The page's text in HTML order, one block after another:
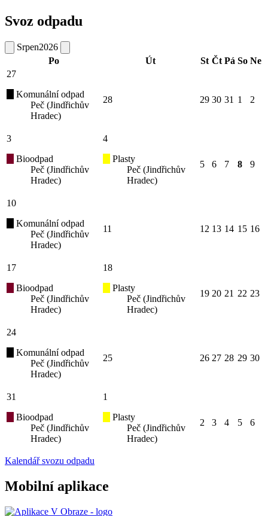
Svoz odpadu
Srpen2026
Po
Út St Čt Pá So Ne
27
Komunální odpad
Peč (Jindřichův
Hradec)
28 29 30 31 1 2
3
Bioodpad
Peč (Jindřichův
Hradec)
4
Plasty
Peč (Jindřichův
Hradec)
5 6 7 8 9
10
Komunální odpad
Peč (Jindřichův
Hradec)
11 12 13 14 15 16
17
Bioodpad
Peč (Jindřichův
Hradec)
18
Plasty
Peč (Jindřichův
Hradec)
19 20 21 22 23
24
Komunální odpad
Peč (Jindřichův
Hradec)
25 26 27 28 29 30
31
Bioodpad
Peč (Jindřichův
Hradec)
1
Plasty
Peč (Jindřichův
Hradec)
2 3 4 5 6
Kalendář svozu odpadu
Mobilní aplikace